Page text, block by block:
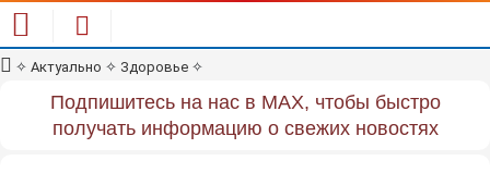
✧ Актуально ✧ Здоровье ✧
Подпишитесь на нас в MAX, чтобы быстро
получать информацию о свежих новостях